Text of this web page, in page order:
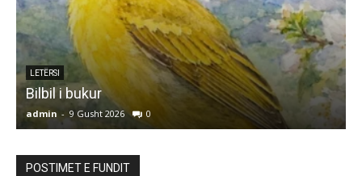
LETËRSI
Bilbil i bukur
admin - 9 Gusht 2026 0
POSTIMET E FUNDIT